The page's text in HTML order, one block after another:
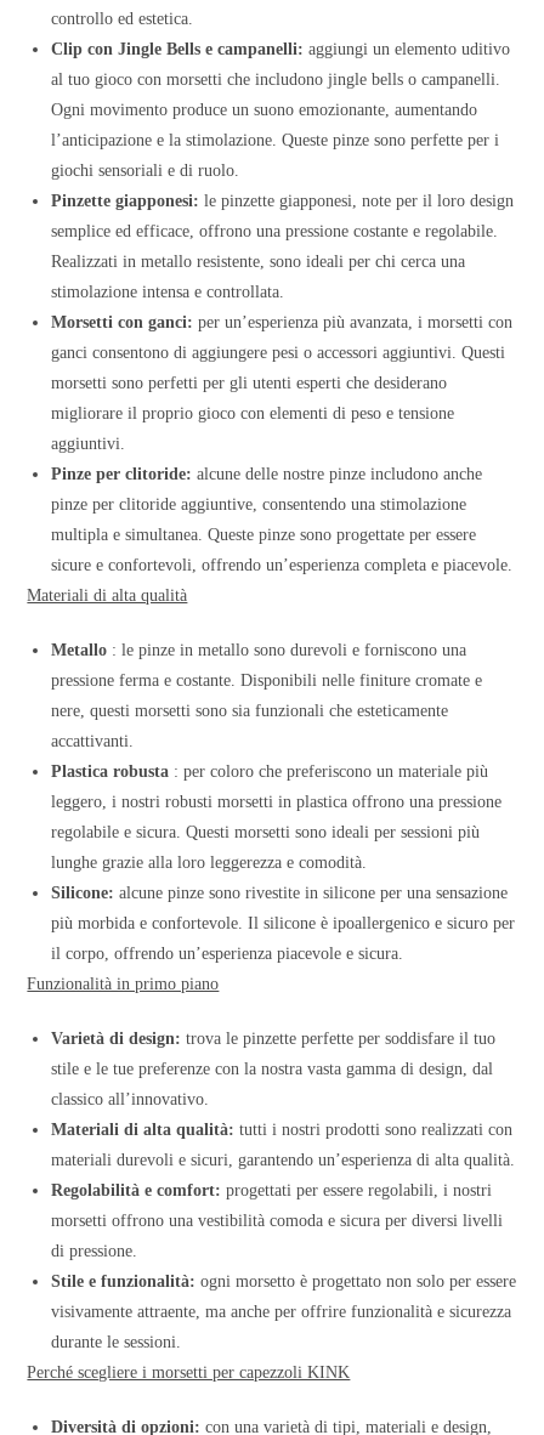
controllo ed estetica.
Clip con Jingle Bells e campanelli: aggiungi un elemento uditivo
al tuo gioco con morsetti che includono jingle bells o campanelli.
Ogni movimento produce un suono emozionante, aumentando
l’anticipazione e la stimolazione. Queste pinze sono perfette per i
giochi sensoriali e di ruolo.
Pinzette giapponesi: le pinzette giapponesi, note per il loro design
semplice ed efficace, offrono una pressione costante e regolabile.
Realizzati in metallo resistente, sono ideali per chi cerca una
stimolazione intensa e controllata.
Morsetti con ganci: per un’esperienza più avanzata, i morsetti con
ganci consentono di aggiungere pesi o accessori aggiuntivi. Questi
morsetti sono perfetti per gli utenti esperti che desiderano
migliorare il proprio gioco con elementi di peso e tensione
aggiuntivi.
Pinze per clitoride: alcune delle nostre pinze includono anche
pinze per clitoride aggiuntive, consentendo una stimolazione
multipla e simultanea. Queste pinze sono progettate per essere
sicure e confortevoli, offrendo un’esperienza completa e piacevole.
Materiali di alta qualità
Metallo : le pinze in metallo sono durevoli e forniscono una
pressione ferma e costante. Disponibili nelle finiture cromate e
nere, questi morsetti sono sia funzionali che esteticamente
accattivanti.
Plastica robusta : per coloro che preferiscono un materiale più
leggero, i nostri robusti morsetti in plastica offrono una pressione
regolabile e sicura. Questi morsetti sono ideali per sessioni più
lunghe grazie alla loro leggerezza e comodità.
Silicone: alcune pinze sono rivestite in silicone per una sensazione
più morbida e confortevole. Il silicone è ipoallergenico e sicuro per
il corpo, offrendo un’esperienza piacevole e sicura.
Funzionalità in primo piano
Varietà di design: trova le pinzette perfette per soddisfare il tuo
stile e le tue preferenze con la nostra vasta gamma di design, dal
classico all’innovativo.
Materiali di alta qualità: tutti i nostri prodotti sono realizzati con
materiali durevoli e sicuri, garantendo un’esperienza di alta qualità.
Regolabilità e comfort: progettati per essere regolabili, i nostri
morsetti offrono una vestibilità comoda e sicura per diversi livelli
di pressione.
Stile e funzionalità: ogni morsetto è progettato non solo per essere
visivamente attraente, ma anche per offrire funzionalità e sicurezza
durante le sessioni.
Perché scegliere i morsetti per capezzoli KINK
Diversità di opzioni: con una varietà di tipi, materiali e design,